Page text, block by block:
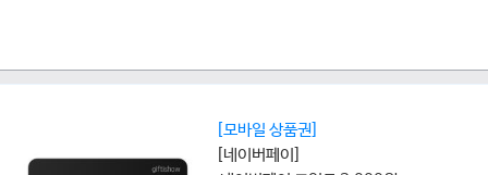
[모바일 상품권]
[네이버페이]